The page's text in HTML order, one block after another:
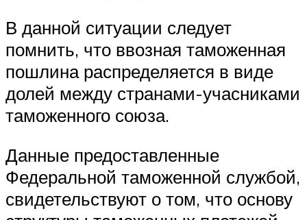
В данной ситуации следует
помнить, что ввозная таможенная
пошлина распределяется в виде
долей между странами-учасниками
таможенного союза.
Данные предоставленные
Федеральной таможенной службой,
свидетельствуют о том, что основу